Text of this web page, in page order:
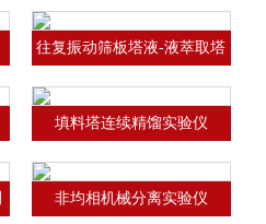
往复振动筛板塔液-液萃取塔
填料塔连续精馏实验仪
非均相机械分离实验仪